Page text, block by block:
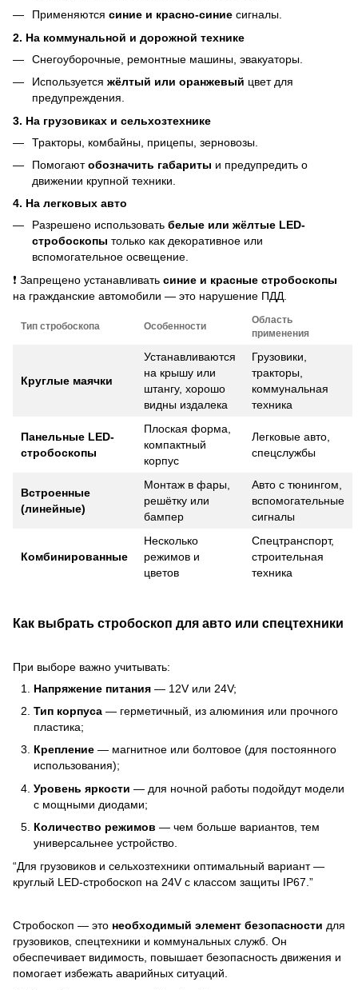
Применяются синие и красно-синие сигналы.
2. На коммунальной и дорожной технике
Снегоуборочные, ремонтные машины, эвакуаторы.
Используется жёлтый или оранжевый цвет для
предупреждения.
3. На грузовиках и сельхозтехнике
Тракторы, комбайны, прицепы, зерновозы.
Помогаютобозначить габариты и предупредить о
движении крупной техники.
4. На легковых авто
Разрешено использовать белые или жёлтые LED-
стробоскопы только как декоративное или
вспомогательное освещение.
❗ Запрещено устанавливать синие и красные стробоскопы
на гражданские автомобили — это нарушение ПДД.
Тип стробоскопа Особенности
Область
применения
Круглые маячки
Устанавливаются
на крышу или
штангу, хорошо
видны издалека
Грузовики,
тракторы,
коммунальная
техника
Панельные LED-
стробоскопы
Плоская форма,
компактный
корпус
Легковые авто,
спецслужбы
Встроенные
(линейные)
Монтаж в фары,
решётку или
бампер
Авто с тюнингом,
вспомогательные
сигналы
Комбинированные
Несколько
режимов и
цветов
Спецтранспорт,
строительная
техника
Как выбрать стробоскоп для авто или спецтехники
При выборе важно учитывать:
Напряжение питания — 12V или 24V;
Тип корпуса — герметичный, из алюминия или прочного
пластика;
Крепление — магнитное или болтовое (для постоянного
использования);
Уровень яркости — для ночной работы подойдут модели
с мощными диодами;
Количество режимов — чем больше вариантов, тем
универсальнее устройство.
“Для грузовиков и сельхозтехники оптимальный вариант —
круглый LED-стробоскоп на 24V с классом защиты IP67.”
Стробоскоп — это необходимый элемент безопасности для
грузовиков, спецтехники и коммунальных служб. Он
обеспечивает видимость, повышает безопасность движения и
помогает избежать аварийных ситуаций.